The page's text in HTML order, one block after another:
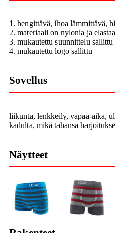
1. hengittävä, ihoa lämmittävä,
2. materiaali on nylonia ja
3. mukautettu suunnittelu sallittu
4. mukautettu logo sallittu
Sovellus
liikunta, lenkkeily, vapaa-aika,
kadulta, mikä tahansa
Näytteet